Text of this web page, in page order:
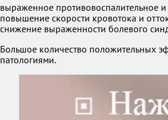
выраженное противовоспалительное
повышение скорости кровотока и
снижение выраженности болевого
Большое количество положительных
патологиями.